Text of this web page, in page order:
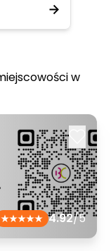
w
4.92/5